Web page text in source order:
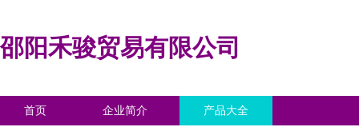
邵阳禾骏贸易有限公司
首页 企业简介 产品大全